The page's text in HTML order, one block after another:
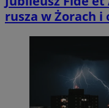
rusza w Żorach i